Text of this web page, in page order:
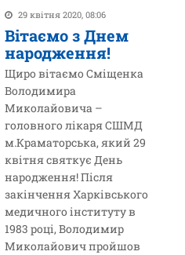
29 квітня 2020, 08:06
Вітаємо з Днем
народження!
Щиро вітаємо Сміщенка
Володимира
Миколайовича –
головного лікаря СШМД
м.Краматорська, який 29
квітня святкує День
народження! Після
закінчення Харківського
медичного інституту в
1983 році, Володимир
Миколайович пройшов